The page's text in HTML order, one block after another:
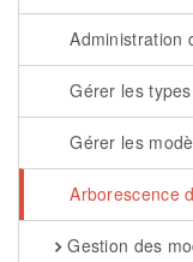
Administration
Gérer les
Gérer les
Arborescence
Gestion des